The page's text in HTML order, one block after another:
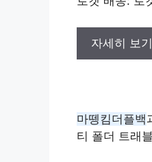
자세히 보기
마뗑킴더플백
티 폴더 트래